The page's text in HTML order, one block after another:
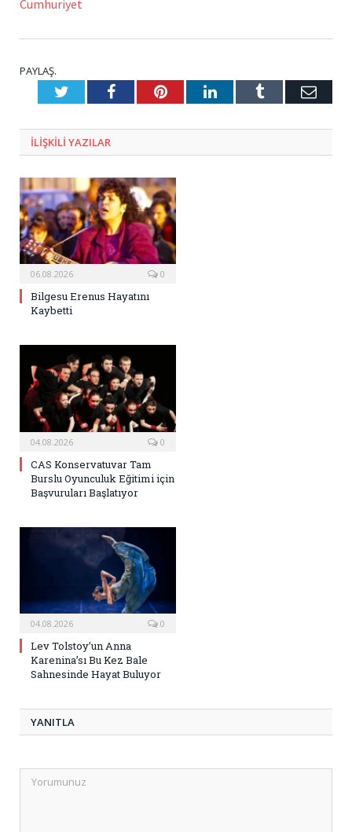
Cumhuriyet
PAYLAŞ.
TwitterFacebookPinterestLinkedInTumblr E-
ILIŞKILI YAZILAR
06.08.2026 0
Bilgesu Erenus Hayatını
Kaybetti
04.08.2026 0
CAS Konservatuvar Tam
Burslu Oyunculuk Eğitimi için
Başvuruları Başlatıyor
04.08.2026 0
Lev Tolstoy’un Anna
Karenina’sı Bu Kez Bale
Sahnesinde Hayat Buluyor
YANITLA